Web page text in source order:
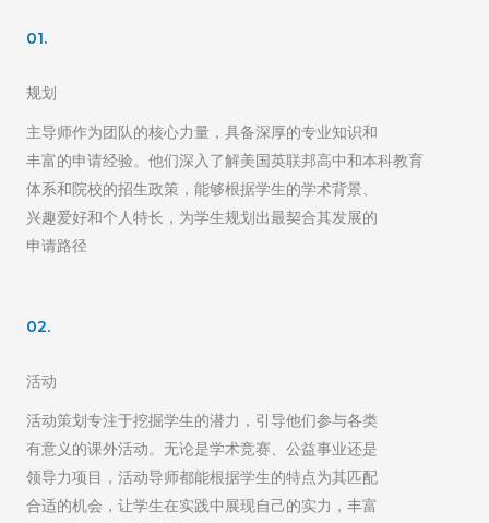
01.
规划
主导师作为团队的核心力量，具备深厚的专业知识和
丰富的申请经验。他们深入了解美国英联邦高中和本科教育
体系和院校的招生政策，能够根据学生的学术背景、
兴趣爱好和个人特长，为学生规划出最契合其发展的
申请路径
02.
活动
活动策划专注于挖掘学生的潜力，引导他们参与各类
有意义的课外活动。无论是学术竞赛、公益事业还是
领导力项目，活动导师都能根据学生的特点为其匹配
合适的机会，让学生在实践中展现自己的实力，丰富